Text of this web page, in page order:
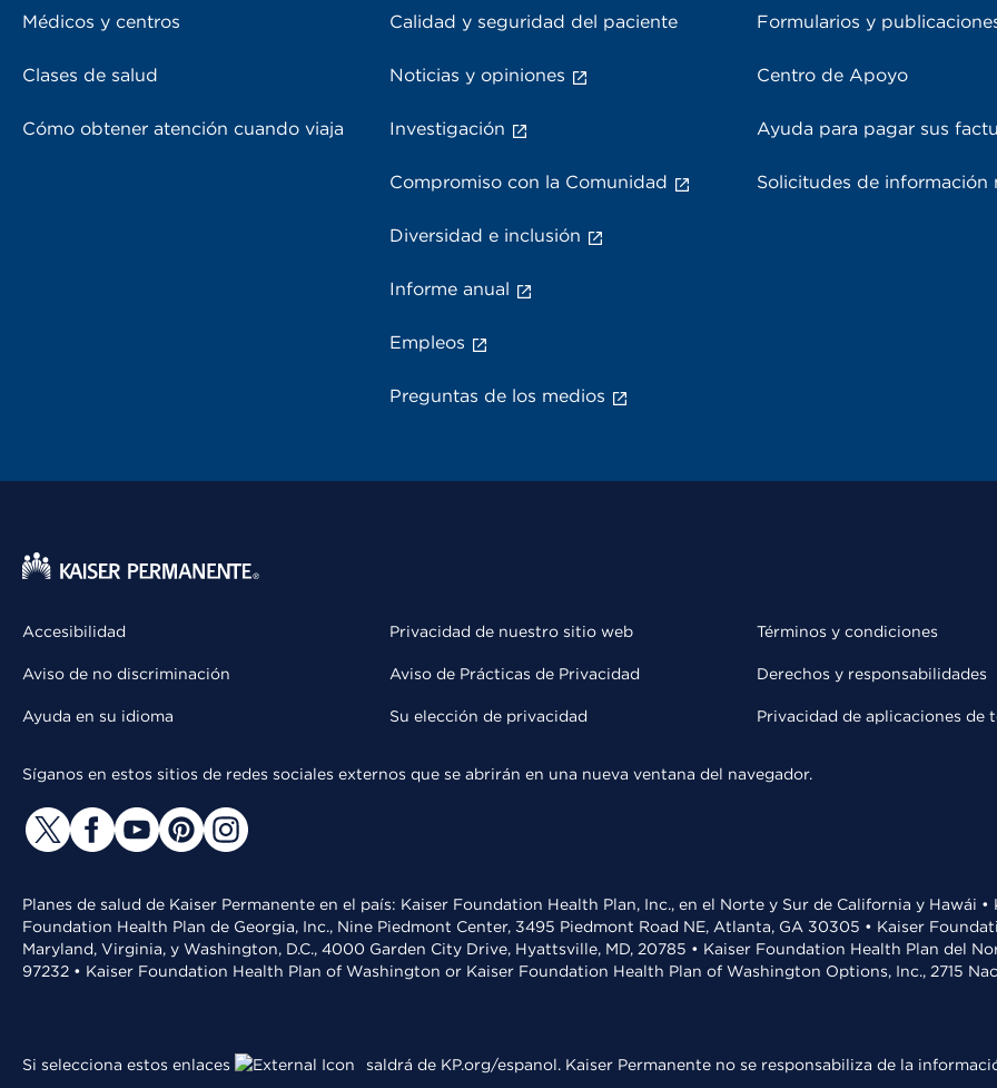
Médicos y centros
Clases de salud
Cómo obtener atención cuando viaja
Calidad y seguridad del paciente
Noticias y opiniones
Investigación
Compromiso con la Comunidad
Diversidad e inclusión
Informe anual
Empleos
Preguntas de los medios
Formularios y
Centro de Apoyo
Ayuda para pagar sus
Solicitudes de información
Accesibilidad
Aviso de no discriminación
Ayuda en su idioma
Privacidad de nuestro sitio web
Aviso de Prácticas de Privacidad
Su elección de privacidad
Términos y condiciones
Derechos y responsabilidades
Privacidad de aplicaciones de
Síganos en estos sitios de redes sociales externos que se abrirán en una nueva ventana del navegador.
Planes de salud de Kaiser Permanente en el país: Kaiser Foundation Health Plan, Inc., en el Norte y Sur de California y Hawái
Foundation Health Plan de Georgia, Inc., Nine Piedmont Center, 3495 Piedmont Road NE, Atlanta, GA 30305 • Kaiser
Maryland, Virginia, y Washington, D.C., 4000 Garden City Drive, Hyattsville, MD, 20785 • Kaiser Foundation Health Plan del
97232 • Kaiser Foundation Health Plan of Washington or Kaiser Foundation Health Plan of Washington Options, Inc., 2715
Si selecciona estos enlaces saldrá de KP.org/espanol. Kaiser Permanente no se responsabiliza de la